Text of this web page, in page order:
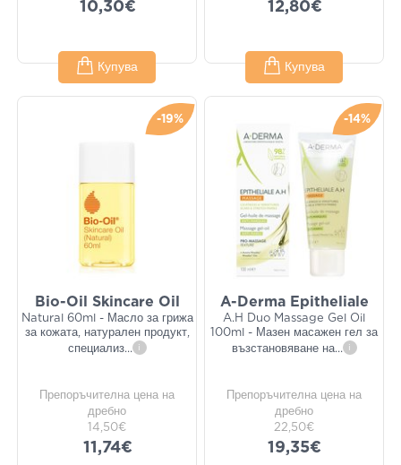
10,30€
Купува
12,80€
Купува
-19%
Bio-Oil Skincare Oil
Natural 60ml - Масло за грижа
за кожата, натурален продукт,
специализ... i
Препоръчителна цена на
дребно
14,50€
11,74€
-14%
A-Derma Epitheliale
A.H Duo Massage Gel Oil
100ml - Мазен масажен гел за
възстановяване на... i
Препоръчителна цена на
дребно
22,50€
19,35€